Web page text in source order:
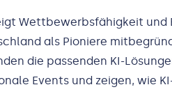
Wettbewerbsfähigkeit und
als Pioniere
die passenden KI-
Events und zeigen, wie